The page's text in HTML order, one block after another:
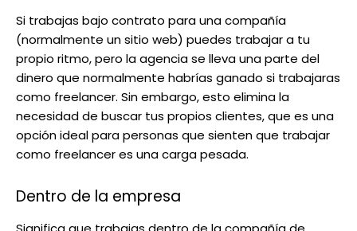
Si trabajas bajo contrato para una compañía
(normalmente un sitio web) puedes trabajar a tu
propio ritmo, pero la agencia se lleva una parte del
dinero que normalmente habrías ganado si trabajaras
como freelancer. Sin embargo, esto elimina la
necesidad de buscar tus propios clientes, que es una
opción ideal para personas que sienten que trabajar
como freelancer es una carga pesada.
Dentro de la empresa